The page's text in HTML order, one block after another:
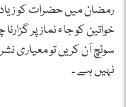
رمضان میں حضرات کو
خواتین کو جاء نماز پر
سوئچ آن کریں تو معیاری
نہیں ہے ۔